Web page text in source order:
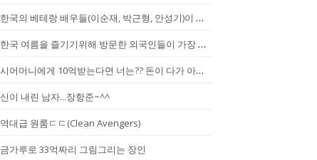
한국의 베테랑 배우들(이순재, 박근형, 안성기)이 말하는 젊은 배우들
한국 여름을 즐기기위해 방문한 외국인들이 가장 신기하게 느끼는 것(암내가...
시어머니에게 10억받는다면 너는?? 돈이 다가 아냐~날 성장 시켜줄 남자...
신이 내린 남자...장항준~^^
역대급 원룸ㄷㄷ(Clean Avengers)
금가루로 33억짜리 그림그리는 장인